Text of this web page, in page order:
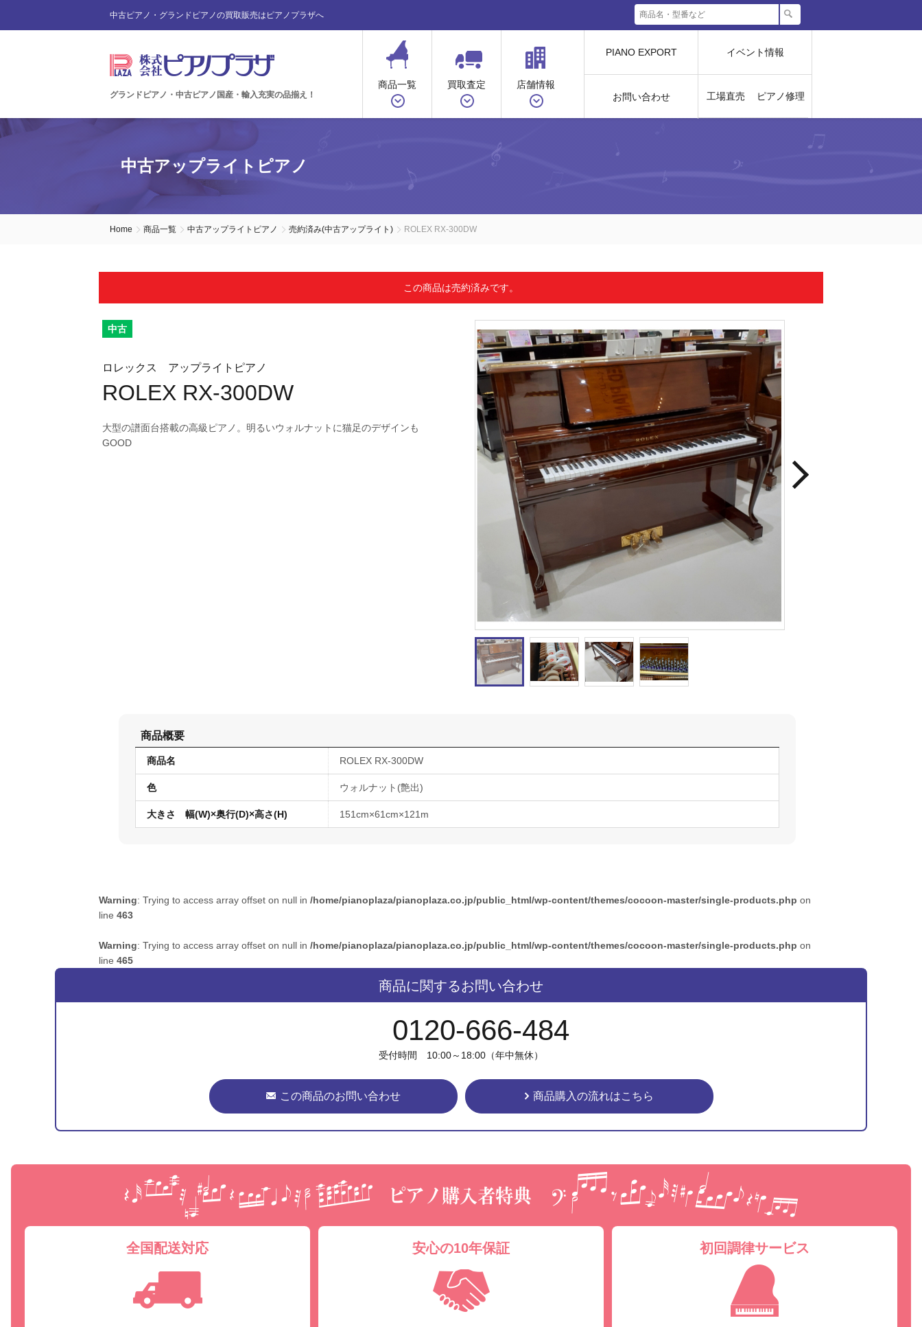
中古ピアノ・グランドピアノの買取販売はピアノプラザへ
グランドピアノ・中古ピアノ国産・輸入充実の品揃え！
商品一覧 買取査定 店舗情報
PIANO EXPORT
お問い合わせ
イベント情報
工場直売 ピアノ修理
中古アップライトピアノ
Home 商品一覧 中古アップライトピアノ 売約済み(中古アップライト) ROLEX RX-300DW
この商品は売約済みです。
中古
ロレックス アップライトピアノ
ROLEX RX-300DW
大型の譜面台搭載の高級ピアノ。明るいウォルナットに猫足のデザインも
GOOD
商品概要
商品名 ROLEX RX-300DW
色 ウォルナット(艶出)
大きさ 幅(W)×奥行(D)×高さ(H) 151cm×61cm×121m
Warning: Trying to access array offset on null in /home/pianoplaza/pianoplaza.co.jp/public_html/wp-content/themes/cocoon-master/single-products.php on
line 463
Warning: Trying to access array offset on null in /home/pianoplaza/pianoplaza.co.jp/public_html/wp-content/themes/cocoon-master/single-products.php on
line 465
商品に関するお問い合わせ
0120-666-484
受付時間 10:00～18:00（年中無休）
この商品のお問い合わせ 商品購入の流れはこちら
ピ
全国配送対応 安心の10年保証 初回調律サービス